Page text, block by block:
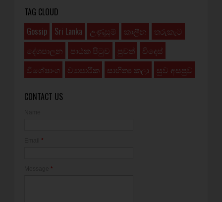
TAG CLOUD
Gossip
Sri Lanka උණුසුම් කාලීන
තරුකැට
දේශපාලන
පාඨක පිටුව පුවත්
විදෙස්
විශේෂාංග
ව්‍යාපාරික සාහිත්‍ය කලා සුව අසපුව
CONTACT US
*
*